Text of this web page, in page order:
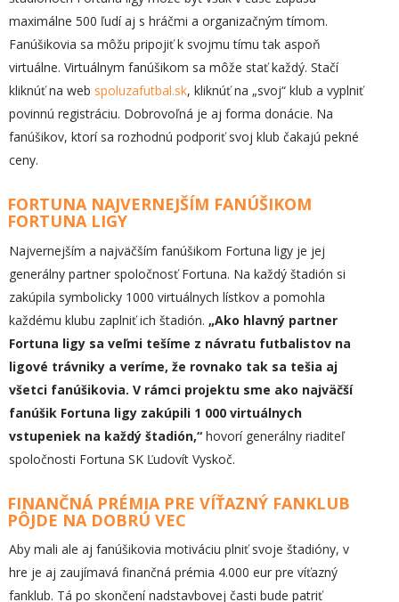
maximálne 500 ľudí aj s hráčmi a organizačným tímom.
Fanúšikovia sa môžu pripojiť k svojmu tímu tak aspoň
virtuálne. Virtuálnym fanúšikom sa môže stať každý. Stačí
kliknúť na web spoluzafutbal.sk, kliknúť na „svoj“ klub a vyplniť
povinnú registráciu. Dobrovoľná je aj forma donácie. Na
fanúšikov, ktorí sa rozhodnú podporiť svoj klub čakajú pekné
ceny.
FORTUNA NAJVERNEJŠÍM FANÚŠIKOM
FORTUNA LIGY
Najvernejším a najväčším fanúšikom Fortuna ligy je jej
generálny partner spoločnosť Fortuna. Na každý štadión si
zakúpila symbolicky 1000 virtuálnych lístkov a pomohla
každému klubu zaplniť ich štadión. „Ako hlavný partner
Fortuna ligy sa veľmi tešíme z návratu futbalistov na
ligové trávniky a veríme, že rovnako tak sa tešia aj
všetci fanúšikovia. V rámci projektu sme ako najväčší
fanúšik Fortuna ligy zakúpili 1 000 virtuálnych
vstupeniek na každý štadión,“ hovorí generálny riaditeľ
spoločnosti Fortuna SK Ľudovít Vyskoč.
FINANČNÁ PRÉMIA PRE VÍŤAZNÝ FANKLUB
PÔJDE NA DOBRÚ VEC
Aby mali ale aj fanúšikovia motiváciu plniť svoje štadióny, v
hre je aj zaujímavá finančná prémia 4.000 eur pre víťazný
fanklub. Tá po skončení nadstavbovej časti bude patriť